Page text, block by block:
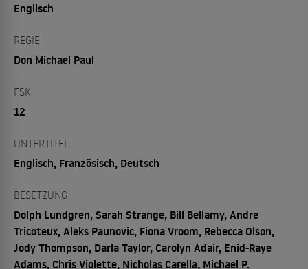
Englisch
REGIE
Don Michael Paul
FSK
12
UNTERTITEL
Englisch, Französisch, Deutsch
BESETZUNG
Dolph Lundgren, Sarah Strange, Bill Bellamy, Andre
Tricoteux, Aleks Paunovic, Fiona Vroom, Rebecca Olson,
Jody Thompson, Darla Taylor, Carolyn Adair, Enid-Raye
Adams, Chris Violette, Nicholas Carella, Michael P.